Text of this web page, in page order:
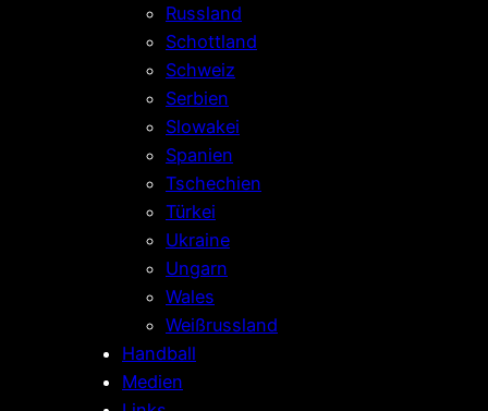
Russland
Schottland
Schweiz
Serbien
Slowakei
Spanien
Tschechien
Türkei
Ukraine
Ungarn
Wales
Weißrussland
Handball
Medien